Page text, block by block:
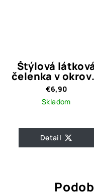
Štýlová
čelenka v
farbe
€6,90
Skladom
Detail